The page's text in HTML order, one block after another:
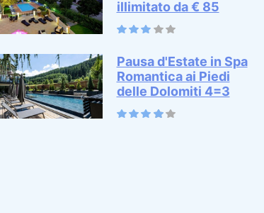
illimitato da € 85
Pausa d'Estate in Spa
Romantica ai Piedi
delle Dolomiti 4=3